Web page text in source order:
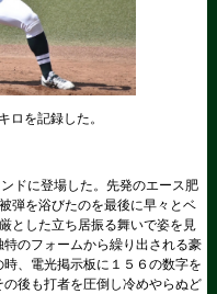
ロを記録した。
ドに登場した。先発のエース肥
弾を浴びたのを最後に早々とベ
とした立ち居振る舞いで姿を見
のフォームから繰り出される豪
、電光掲示板に１５６の数字を
後も打者を圧倒し冷めやらぬど